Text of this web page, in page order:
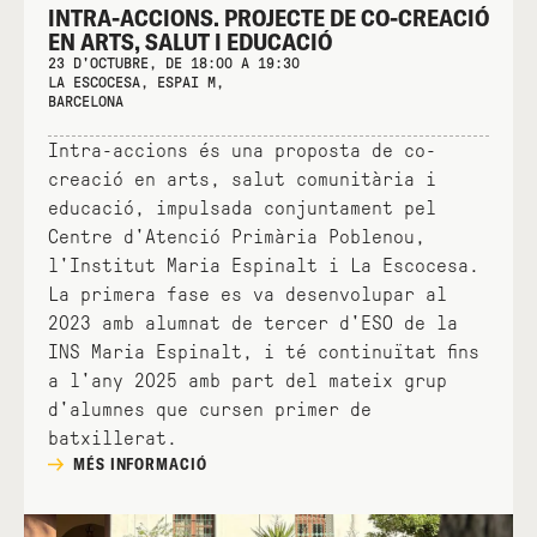
INTRA-ACCIONS. PROJECTE DE CO-CREACIÓ
EN ARTS, SALUT I EDUCACIÓ
23 D'OCTUBRE, DE 18:00 A 19:30
LA ESCOCESA, ESPAI M,
BARCELONA
Intra-accions és una proposta de co-
creació en arts, salut comunitària i
educació, impulsada conjuntament pel
Centre d'Atenció Primària Poblenou,
l'Institut Maria Espinalt i La Escocesa.
La primera fase es va desenvolupar al
2023 amb alumnat de tercer d'ESO de la
INS Maria Espinalt, i té continuïtat fins
a l'any 2025 amb part del mateix grup
d'alumnes que cursen primer de
batxillerat.
MÉS INFORMACIÓ